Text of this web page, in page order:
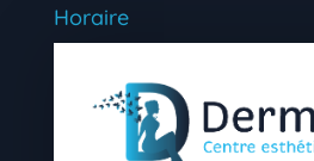
Horaire
Mardi 9h00 – 16h30
Mercredi 9h00 – 16h30